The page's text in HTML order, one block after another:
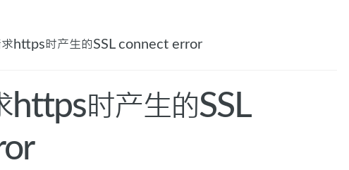
https时产生的SSL connect error
时产生的SSL